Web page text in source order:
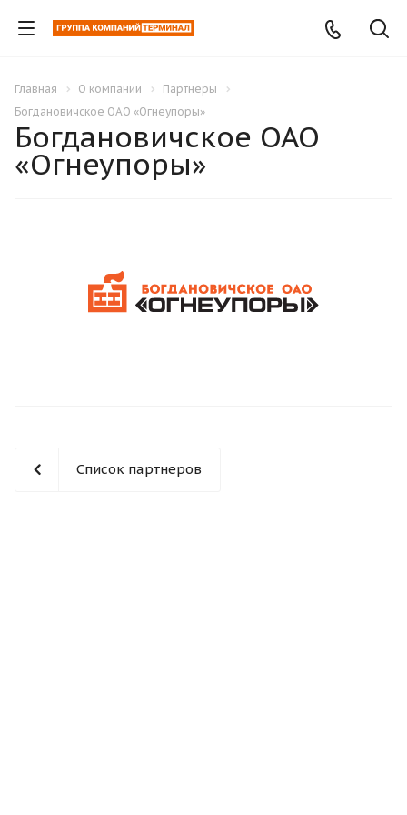
Главная О компании
Партнеры
Богдановичское ОАО «Огнеупоры»
Богдановичское ОАО
«Огнеупоры»
Список партнеров